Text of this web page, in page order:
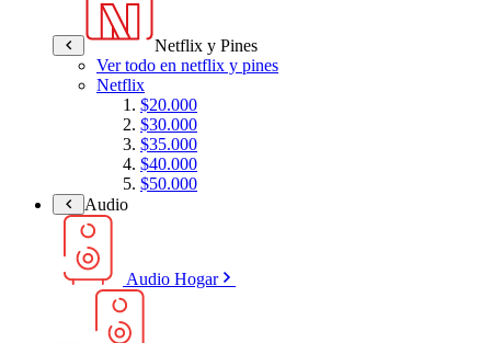
Netflix y Pines
Ver todo en netflix y pines
Netflix
$20.000
$30.000
$35.000
$40.000
$50.000
Audio
Audio Hogar